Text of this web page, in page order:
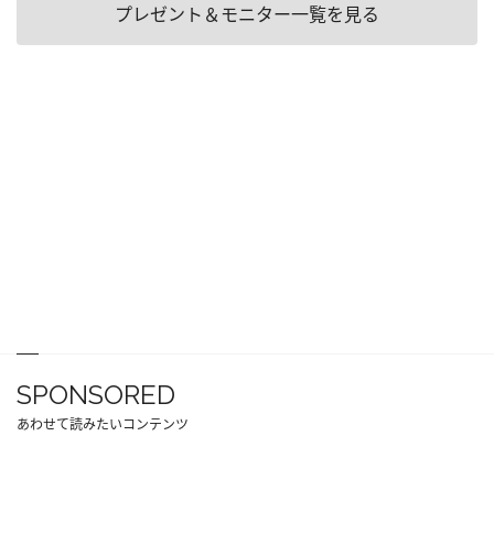
プレゼント＆モニター一覧を見る
SPONSORED
あわせて読みたいコンテンツ